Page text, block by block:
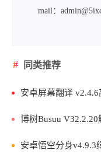
mail：
同类推荐
安卓屏幕翻译 v2.4.6
博树Busuu
安卓悟空分身v4.9.3